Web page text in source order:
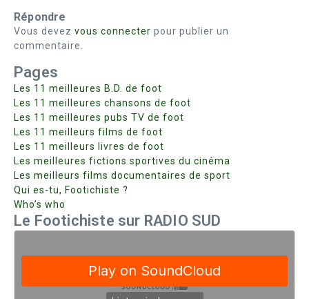
Répondre
Vous devez vous connecter pour publier un
commentaire.
Pages
Les 11 meilleures B.D. de foot
Les 11 meilleures chansons de foot
Les 11 meilleures pubs TV de foot
Les 11 meilleurs films de foot
Les 11 meilleurs livres de foot
Les meilleures fictions sportives du cinéma
Les meilleurs films documentaires de sport
Qui es-tu, Footichiste ?
Who’s who
Le Footichiste sur RADIO SUD